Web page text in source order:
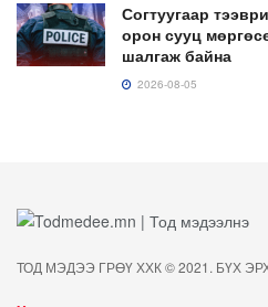
Согтуугаар
орон сууц
шалгаж байна
2026-08-05
ТОД МЭДЭЭ ГРӨҮ ХХК © 2021. БҮХ